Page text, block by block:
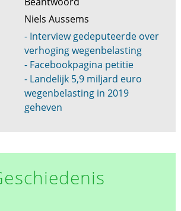
Niels Aussems
- Interview gedeputeerde over
verhoging wegenbelasting
- Facebookpagina petitie
- Landelijk 5,9 miljard euro
wegenbelasting in 2019
geheven